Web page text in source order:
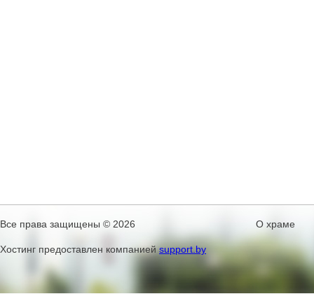
Все права защищены © 2026
Хостинг предоставлен компаниейsupport.by
О храме